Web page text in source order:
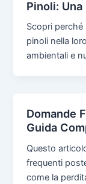
Pinoli:
Scopri
pinoli nella
ambientali e
Domande
Guida
Questo
frequenti
come la